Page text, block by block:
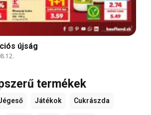
újság
termékek
Játékok Cukrászda